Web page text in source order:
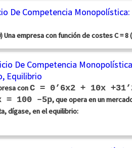
De Competencia
Una empresa con función de costes C = 8
De Competencia
Equilibrio
conC = 0’6x2 + 10x
= 100 –5p, que opera en un
dígase, en el equilibrio: